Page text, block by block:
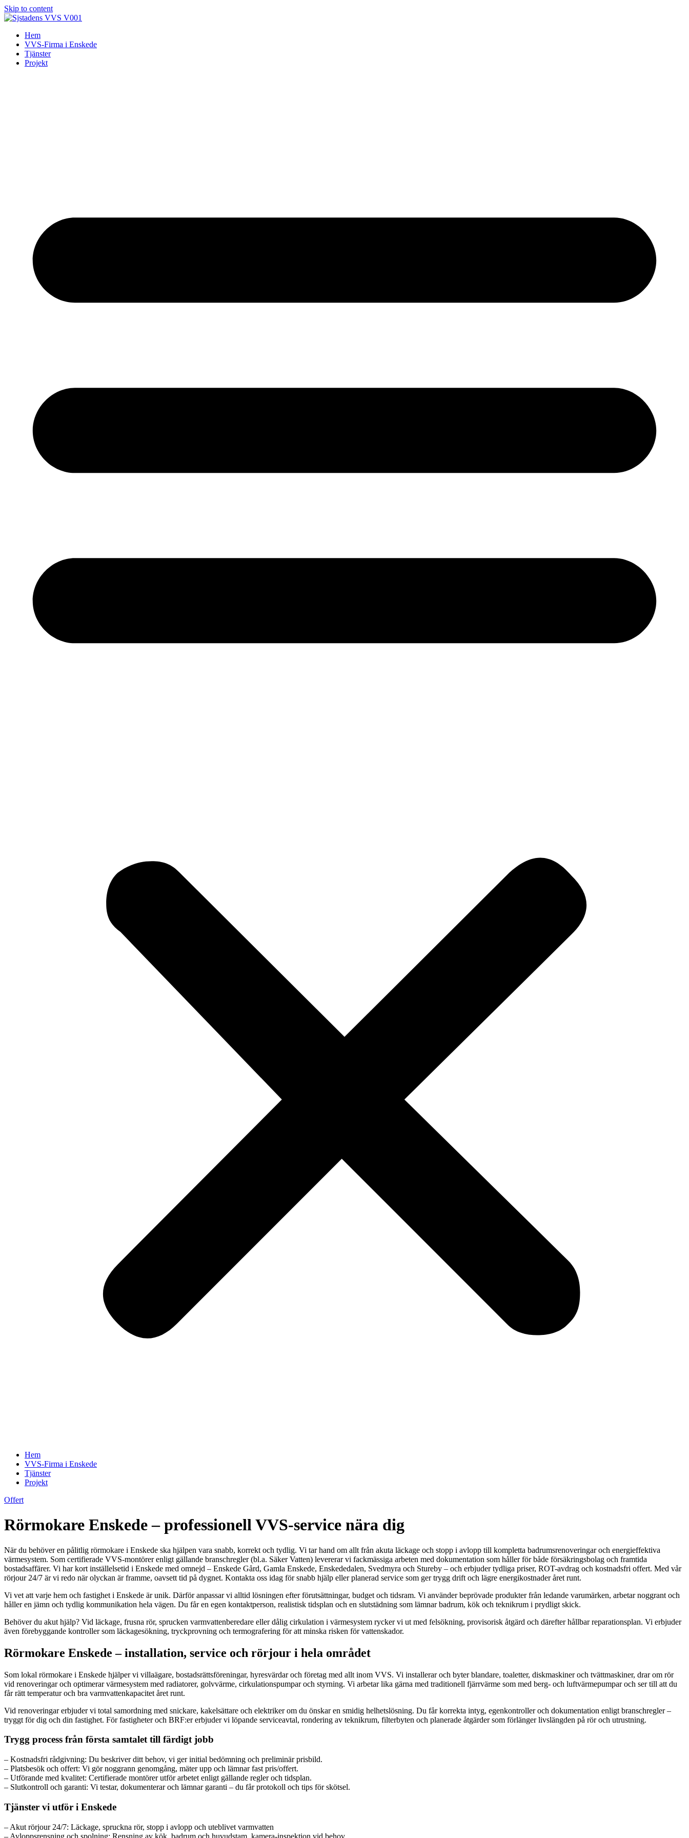
Skip to content
Hem
VVS-Firma i Enskede
Tjänster
Projekt
Hem
VVS-Firma i Enskede
Tjänster
Projekt
Offert
Rörmokare Enskede – professionell VVS-service nära dig
När du behöver en pålitlig rörmokare i Enskede ska hjälpen vara snabb, korrekt och tydlig. Vi tar hand om allt från akuta läckage och stopp i avlopp till kompletta badrumsrenoveringar och energieffektiva
värmesystem. Som certifierade VVS-montörer enligt gällande branschregler (bl.a. Säker Vatten) levererar vi fackmässiga arbeten med dokumentation som håller för både försäkringsbolag och framtida
bostadsaffärer. Vi har kort inställelsetid i Enskede med omnejd – Enskede Gård, Gamla Enskede, Enskededalen, Svedmyra och Stureby – och erbjuder tydliga priser, ROT-avdrag och kostnadsfri offert. Med vår
rörjour 24/7 är vi redo när olyckan är framme, oavsett tid på dygnet. Kontakta oss idag för snabb hjälp eller planerad service som ger trygg drift och lägre energikostnader året runt.
Vi vet att varje hem och fastighet i Enskede är unik. Därför anpassar vi alltid lösningen efter förutsättningar, budget och tidsram. Vi använder beprövade produkter från ledande varumärken, arbetar noggrant och
håller en jämn och tydlig kommunikation hela vägen. Du får en egen kontaktperson, realistisk tidsplan och en slutstädning som lämnar badrum, kök och teknikrum i prydligt skick.
Behöver du akut hjälp? Vid läckage, frusna rör, sprucken varmvattenberedare eller dålig cirkulation i värmesystem rycker vi ut med felsökning, provisorisk åtgärd och därefter hållbar reparationsplan. Vi erbjuder
även förebyggande kontroller som läckagesökning, tryckprovning och termografering för att minska risken för vattenskador.
Rörmokare Enskede – installation, service och rörjour i hela området
Som lokal rörmokare i Enskede hjälper vi villaägare, bostadsrättsföreningar, hyresvärdar och företag med allt inom VVS. Vi installerar och byter blandare, toaletter, diskmaskiner och tvättmaskiner, drar om rör
vid renoveringar och optimerar värmesystem med radiatorer, golvvärme, cirkulationspumpar och styrning. Vi arbetar lika gärna med traditionell fjärrvärme som med berg- och luftvärmepumpar och ser till att du
får rätt temperatur och bra varmvattenkapacitet året runt.
Vid renoveringar erbjuder vi total samordning med snickare, kakelsättare och elektriker om du önskar en smidig helhetslösning. Du får korrekta intyg, egenkontroller och dokumentation enligt branschregler –
tryggt för dig och din fastighet. För fastigheter och BRF:er erbjuder vi löpande serviceavtal, rondering av teknikrum, filterbyten och planerade åtgärder som förlänger livslängden på rör och utrustning.
Trygg process från första samtalet till färdigt jobb
– Kostnadsfri rådgivning: Du beskriver ditt behov, vi ger initial bedömning och preliminär prisbild.
– Platsbesök och offert: Vi gör noggrann genomgång, mäter upp och lämnar fast pris/offert.
– Utförande med kvalitet: Certifierade montörer utför arbetet enligt gällande regler och tidsplan.
– Slutkontroll och garanti: Vi testar, dokumenterar och lämnar garanti – du får protokoll och tips för skötsel.
Tjänster vi utför i Enskede
– Akut rörjour 24/7: Läckage, spruckna rör, stopp i avlopp och uteblivet varmvatten
– Avloppsrensning och spolning: Rensning av kök, badrum och huvudstam, kamera-inspektion vid behov